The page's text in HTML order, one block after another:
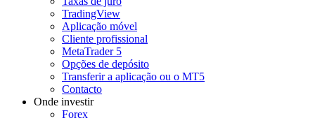
TradingView
Aplicação móvel
Cliente profissional
MetaTrader 5
Opções de depósito
Transferir a aplicação ou o MT5
Contacto
Onde investir
Forex